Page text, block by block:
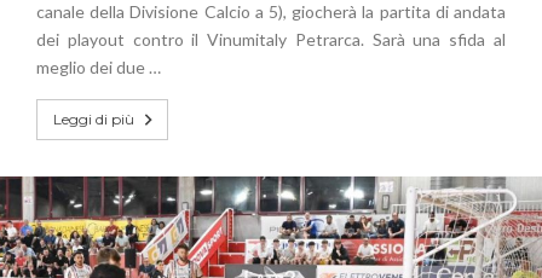
canale della Divisione Calcio a 5), giocherà la partita di andata
dei playout contro il Vinumitaly Petrarca. Sarà una sfida al
meglio dei due …
Leggi di più